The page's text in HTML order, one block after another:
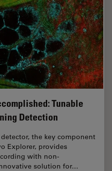
Tunable
Detection
the key component
Explorer, provides
with non-
solution for…